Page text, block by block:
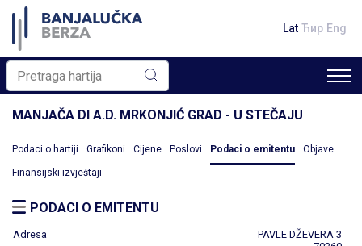
Lat Ћир Eng
MANJAČA DI A.D. MRKONJIĆ GRAD - U STEČAJU
Podaci o hartiji Grafikoni Cijene Poslovi Podaci o emitentu Objave
Finansijski izvještaji
PODACI O EMITENTU
Adresa
PAVLE DŽEVERA 3